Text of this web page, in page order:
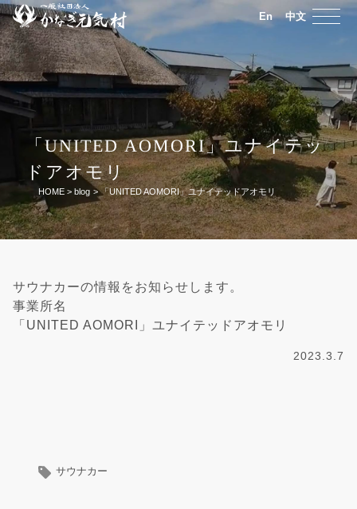
En 中文
「UNITED AOMORI」ユナイテッ
ドアオモリ
HOME > blog > 「UNITED AOMORI」ユナイテッドアオモリ
サウナカーの情報をお知らせします。
事業所名
「UNITED AOMORI」ユナイテッドアオモリ
2023.3.7
サウナカー